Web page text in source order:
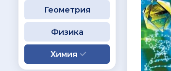
Геометрия
Физика
Химия